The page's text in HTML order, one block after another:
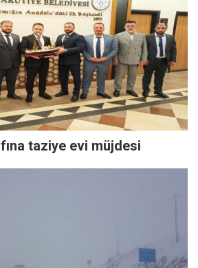
taziye evi müjdesi